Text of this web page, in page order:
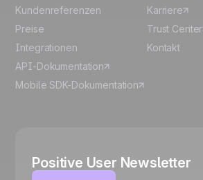
Kundenreferenzen
Preise
Integrationen
API-Dokumentation
Mobile SDK-Dokumentation
Karriere
Trust Center
Kontakt
Positive User Newsletter